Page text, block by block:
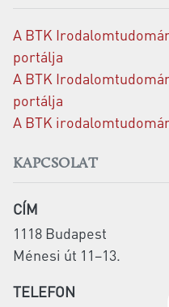
A BTK
portálja
A BTK
portálja
A BTK
KAPCSOLAT
CÍM
1118 Budapest
Ménesi út 11–13.
TELEFON